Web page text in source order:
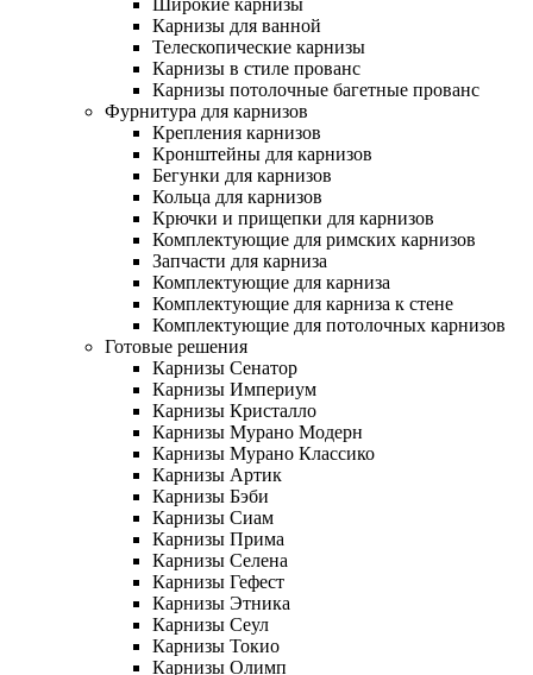
Широкие карнизы
Карнизы для ванной
Телескопические карнизы
Карнизы в стиле прованс
Карнизы потолочные багетные прованс
Фурнитура для карнизов
Крепления карнизов
Кронштейны для карнизов
Бегунки для карнизов
Кольца для карнизов
Крючки и прищепки для карнизов
Комплектующие для римских карнизов
Запчасти для карниза
Комплектующие для карниза
Комплектующие для карниза к стене
Комплектующие для потолочных карнизов
Готовые решения
Карнизы Сенатор
Карнизы Империум
Карнизы Кристалло
Карнизы Мурано Модерн
Карнизы Мурано Классико
Карнизы Артик
Карнизы Бэби
Карнизы Сиам
Карнизы Прима
Карнизы Селена
Карнизы Гефест
Карнизы Этника
Карнизы Сеул
Карнизы Токио
Карнизы Олимп